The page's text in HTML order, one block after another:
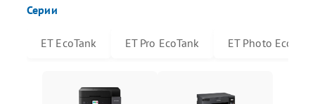
Серии
ET EcoTank ET Pro EcoTank ET Photo